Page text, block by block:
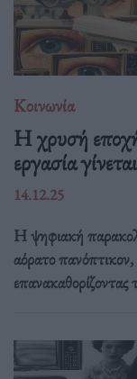
Κοινωνία
Η χρυσή
εργασία
14.12.25
Η ψηφιακή
αόρατο πανόπτικον,
επανακαθορίζοντας